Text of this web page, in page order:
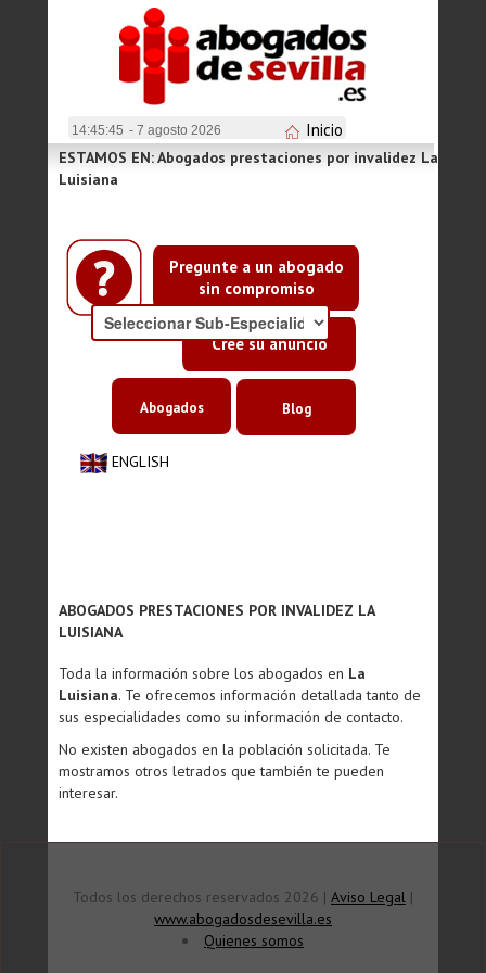
14:45:45 - 7 agosto 2026 Inicio
Pregunte a un abogado
sin compromiso
Cree su anuncio
ESTAMOS EN: Abogados prestaciones por invalidez La
Luisiana
ENGLISH
Abogados Blog
ABOGADOS PRESTACIONES POR INVALIDEZ LA
LUISIANA
Toda la información sobre los abogados en La
Luisiana. Te ofrecemos información detallada tanto de
sus especialidades como su información de contacto.
No existen abogados en la población solicitada. Te
mostramos otros letrados que también te pueden
interesar.
Todos los derechos reservados 2026 | Aviso Legal |
www.abogadosdesevilla.es
Quienes somos